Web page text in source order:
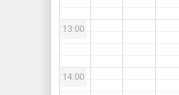
13:00
14:00